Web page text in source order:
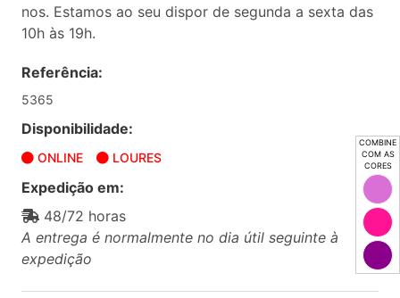
COMBINE
COM AS
CORES
nos. Estamos ao seu dispor de segunda a sexta das
10h às 19h.
Referência:
5365
Disponibilidade:
ONLINE LOURES
Expedição em:
48/72 horas
A entrega é normalmente no dia útil seguinte à
expedição